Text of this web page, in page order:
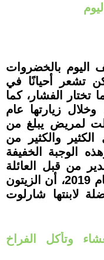
بالخضروات
تشعر أحيانًا في
تختار الفشار، كما
زيارتها عام
لمريض يبلغ من
والكثير من
الوجبة الخفيفة
من قبل العائلة
المالكة، كما صرحت أيضا في عام 2019، أن الزيتون
لابنتها شارلوت
وتأكل الفراخ